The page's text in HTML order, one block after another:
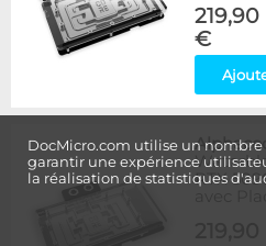
DocMicro.com utilise un
garantir une expérience
la réalisation de statistiques
219,90
€
RTX